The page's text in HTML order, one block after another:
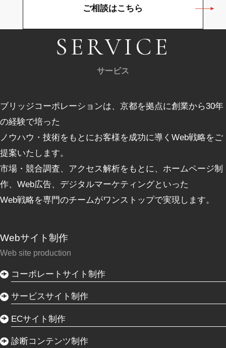
ご相談はこちら
SERVICE
サービス
ブリッジコーポレーションは、京都を拠点に創業から30年
の経験で培った
ノウハウ・技術をもとにお客様を成功に導くWeb戦略をご
提案いたします。
市場・競合調査、アクセス解析をもとに、ホームページ制
作、Web広告、デジタルマーケティングといった
Web戦略を専門のチームがワンストップで実現します。
Webサイト制作
Web site production
コーポレートサイト制作
サービスサイト制作
ECサイト制作
診断コンテンツ制作